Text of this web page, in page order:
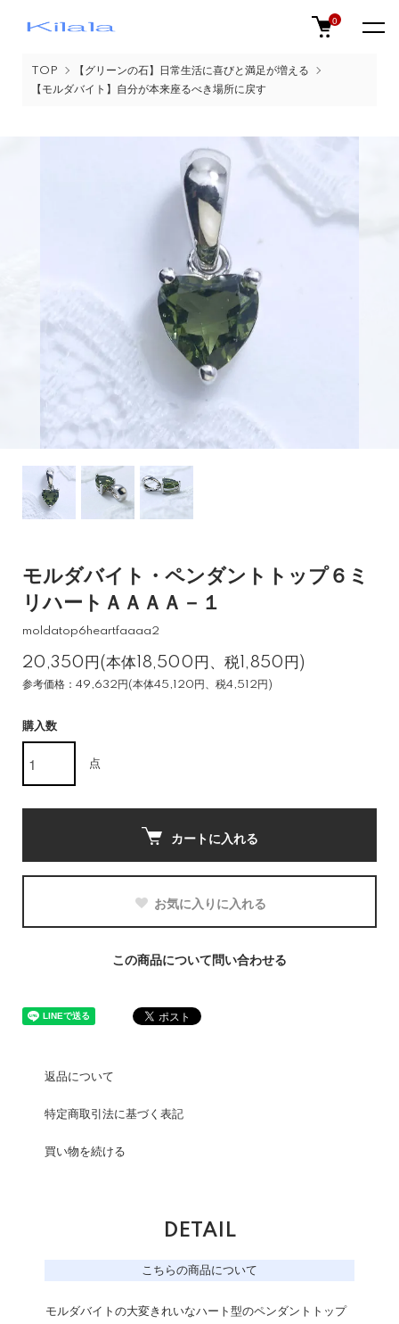
0
TOP
【グリーンの石】日常生活に喜びと満足が増える
【モルダバイト】自分が本来座るべき場所に戻す
モルダバイト・ペンダントトップ６ミ
リハートＡＡＡＡ－１
moldatop6heartfaaaa2
20,350円(本体18,500円、税1,850円)
参考価格：49,632円(本体45,120円、税4,512円)
購入数
点
カートに入れる
お気に入りに入れる
この商品について問い合わせる
返品について
特定商取引法に基づく表記
買い物を続ける
DETAIL
こちらの商品について
モルダバイトの大変きれいなハート型のペンダントトップ